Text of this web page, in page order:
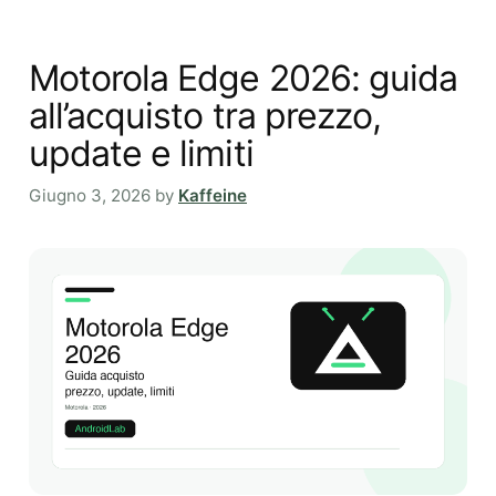
Motorola Edge 2026: guida
all’acquisto tra prezzo,
update e limiti
Giugno 3, 2026 by Kaffeine